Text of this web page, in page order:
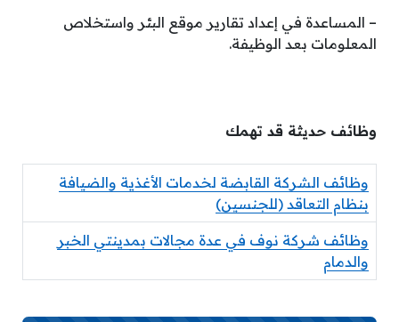
– المساعدة في إعداد تقارير موقع البئر واستخلاص
المعلومات بعد الوظيفة.
وظائف حديثة قد تهمك
وظائف الشركة القابضة لخدمات الأغذية والضيافة
بنظام التعاقد (للجنسين)
وظائف شركة نوف في عدة مجالات بمدينتي الخبر
والدمام